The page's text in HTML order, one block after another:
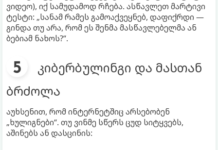
ვიდეო), იქ სამუდამოდ რჩება. ასწავლეთ მარტივი
ტესტი: „სანამ რამეს გამოაქვეყნებ, დაფიქრდი —
გინდა თუ არა, რომ ეს შენმა მასწავლებელმა ან
ბებიამ ნახოს?“.
კიბერბულინგი და მასთან
ბრძოლა
აუხსენით, რომ ინტერნეტშიც არსებობენ
„ხულიგნები“. თუ ვინმე სწერს ცუდ სიტყვებს,
აშინებს ან დასცინის: